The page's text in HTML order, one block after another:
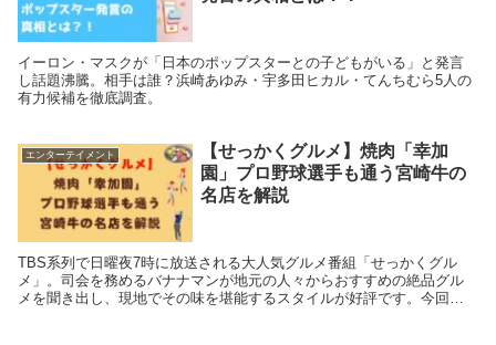
イーロン・マスクが「日本のポップスターとの子どもがいる」と発言
し話題沸騰。相手は誰？浜崎あゆみ・宇多田ヒカル・てんちむら5人の
有力候補を徹底調査。
エンターテイメント
【せっかくグルメ】焼肉「幸加
園」プロ野球選手も通う宮崎牛の
名店を解説
TBS系列で日曜夜7時に放送される大人気グルメ番組「せっかくグル
メ」。司会を務めるバナナマンが地元の人々からおすすめの絶品グル
メを聞き出し、現地でその味を堪能するスタイルが好評です。今回の